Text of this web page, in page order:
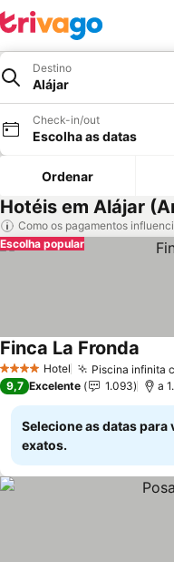
Destino
Alájar
Check-in/out
Escolha as datas
Ordenar
Hotéis em Alájar
Como os pagamentos
Escolha popular
4 EstrelasHotel Piscina infinita
Finca La Fronda
9,7 Excelente 1.093 a
Selecione as datas para
exatos.